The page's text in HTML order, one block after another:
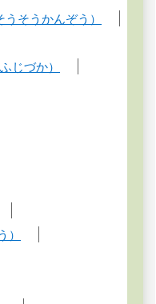
そうかんぞう）
じづか）
）